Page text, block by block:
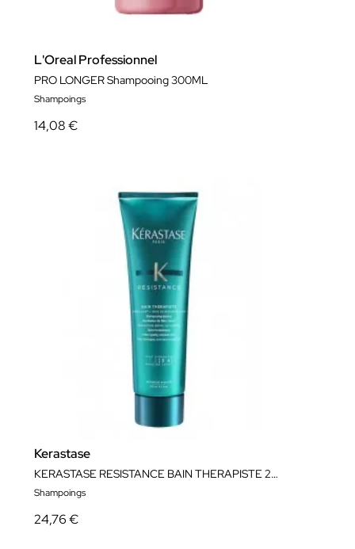
L'Oreal Professionnel
PRO LONGER Shampooing 300ML
Shampoings
14,08 €
Kerastase
KERASTASE RESISTANCE BAIN THERAPISTE 250ML
Shampoings
24,76 €